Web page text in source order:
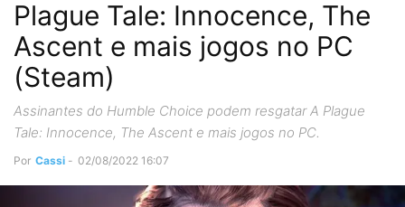
Plague Tale: Innocence, The
Ascent e mais jogos no PC
(Steam)
Assinantes do Humble Choice podem resgatar A Plague
Tale: Innocence, The Ascent e mais jogos no PC.
Por Cassi - 02/08/2022 16:07